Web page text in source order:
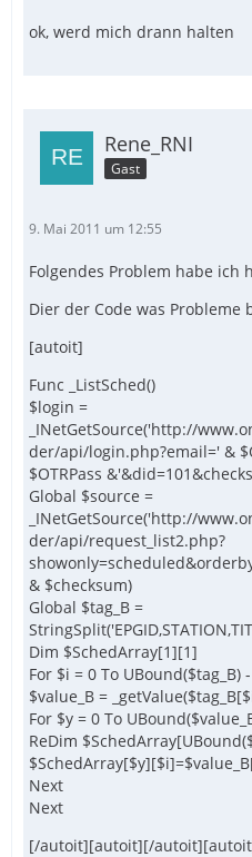
ok, werd mich drann halten
Rene_RNI
Gast
9. Mai 2011 um 12:55
Folgendes Problem habe ich
Dier der Code was Probleme
[autoit]
Func _ListSched()
$login =
_INetGetSource('http://
der/api/login.php?email=' &
$OTRPass
Global $source =
_INetGetSource('http://
der/api/request_list2.php?
& $checksum)
Global $tag_B =
Dim $SchedArray[1][1]
For $i = 0 To UBound($tag_B) -
$value_B =
For $y = 0 To
ReDim
Next
Next
[/autoit][autoit][/